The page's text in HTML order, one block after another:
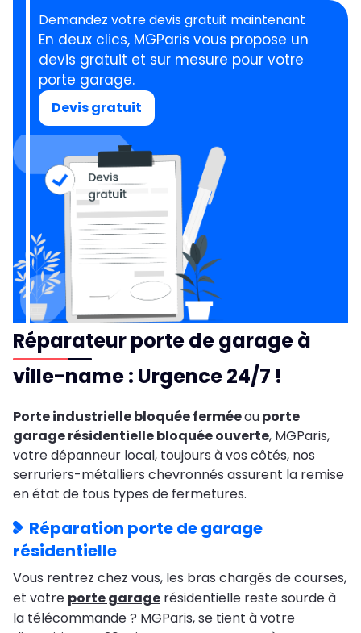
Demandez votre devis gratuit maintenant
En deux clics, MGParis vous propose un
devis gratuit et sur mesure pour votre
porte garage.
Devis gratuit
Réparateur porte de garage à
ville-name : Urgence 24/7 !
Porte industrielle bloquée ferméeouporte
garage résidentielle bloquée ouverte, MGParis,
votre dépanneur local, toujours à vos côtés, nos
serruriers-métalliers chevronnés assurent la remise
en état de tous types de fermetures.
Réparation porte de garage
résidentielle
Vous rentrez chez vous, les bras chargés de courses,
et votre porte garage résidentielle reste sourde à
la télécommande ? MGParis, se tient à votre